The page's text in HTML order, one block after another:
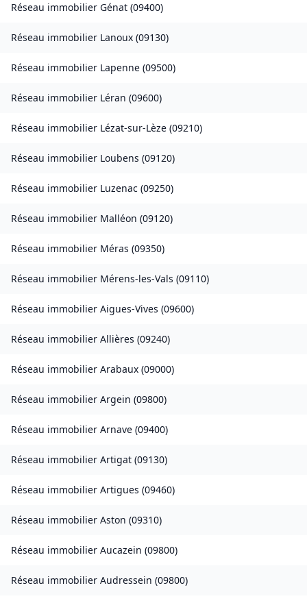
Réseau immobilier Génat (09400)
Réseau immobilier Lanoux (09130)
Réseau immobilier Lapenne (09500)
Réseau immobilier Léran (09600)
Réseau immobilier Lézat-sur-Lèze (09210)
Réseau immobilier Loubens (09120)
Réseau immobilier Luzenac (09250)
Réseau immobilier Malléon (09120)
Réseau immobilier Méras (09350)
Réseau immobilier Mérens-les-Vals (09110)
Réseau immobilier Aigues-Vives (09600)
Réseau immobilier Allières (09240)
Réseau immobilier Arabaux (09000)
Réseau immobilier Argein (09800)
Réseau immobilier Arnave (09400)
Réseau immobilier Artigat (09130)
Réseau immobilier Artigues (09460)
Réseau immobilier Aston (09310)
Réseau immobilier Aucazein (09800)
Réseau immobilier Audressein (09800)